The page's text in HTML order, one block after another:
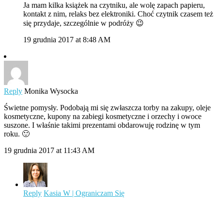
Ja mam kilka książek na czytniku, ale wolę zapach papieru,
kontakt z nim, relaks bez elektroniki. Choć czytnik czasem też
się przydaje, szczególnie w podróży 😉
19 grudnia 2017 at 8:48 AM
Reply Monika Wysocka
Świetne pomysły. Podobają mi się zwłaszcza torby na zakupy, oleje
kosmetyczne, kupony na zabiegi kosmetyczne i orzechy i owoce
suszone. I właśnie takimi prezentami obdarowuję rodzinę w tym
roku. 🙂
19 grudnia 2017 at 11:43 AM
Reply Kasia W | Ograniczam Się